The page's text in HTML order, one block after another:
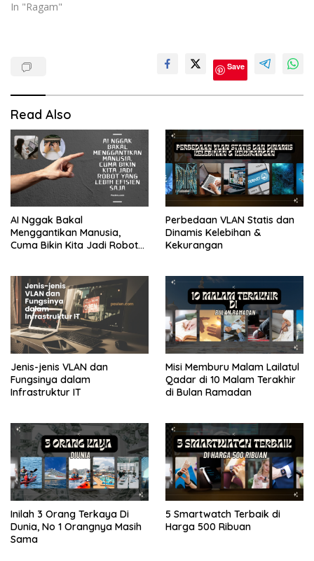
In "Ragam"
Traveling
Save
Read Also
AI Nggak Bakal
Menggantikan Manusia,
Cuma Bikin Kita Jadi Robot
Perbedaan VLAN Statis dan
Dinamis Kelebihan &
Kekurangan
Jenis-jenis VLAN dan
Fungsinya dalam
Infrastruktur IT
Misi Memburu Malam Lailatul
Qadar di 10 Malam Terakhir
di Bulan Ramadan
Inilah 3 Orang Terkaya Di
Dunia, No 1 Orangnya Masih
Sama
5 Smartwatch Terbaik di
Harga 500 Ribuan